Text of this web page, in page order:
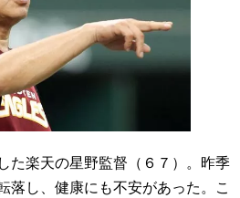
た楽天の星野監督（６７）。昨季
落し、健康にも不安があった。こ